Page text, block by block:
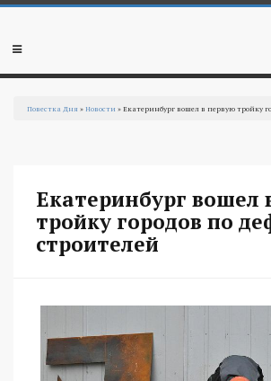
Перейти к основному содержанию
Мобильное
Повестка Дня »Новости » Екатеринбург вошел в первую тройку
Екатеринбург вошел
тройку городов по
строителей